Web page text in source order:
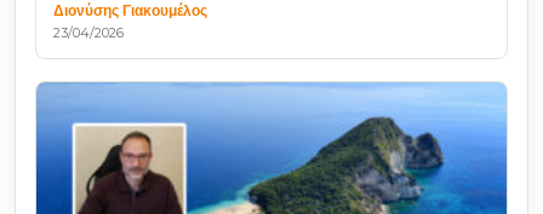
Διονύσης Γιακουμέλος
23/04/2026